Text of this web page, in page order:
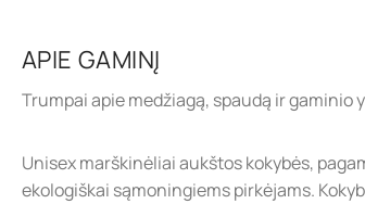
APIE GAMINĮ
Trumpai apie medžiagą, spaudą ir gaminio
Unisex marškinėliai aukštos kokybės,
ekologiškai sąmoningiems pirkėjams.